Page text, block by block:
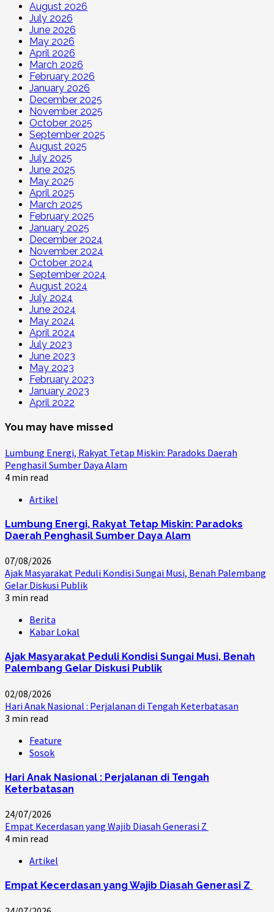
August 2026
July 2026
June 2026
May 2026
April 2026
March 2026
February 2026
January 2026
December 2025
November 2025
October 2025
September 2025
August 2025
July 2025
June 2025
May 2025
April 2025
March 2025
February 2025
January 2025
December 2024
November 2024
October 2024
September 2024
August 2024
July 2024
June 2024
May 2024
April 2024
July 2023
June 2023
May 2023
February 2023
January 2023
April 2022
You may have missed
Lumbung Energi, Rakyat Tetap Miskin: Paradoks Daerah
Penghasil Sumber Daya Alam
4 min read
Artikel
Lumbung Energi, Rakyat Tetap Miskin: Paradoks
Daerah Penghasil Sumber Daya Alam
07/08/2026
Ajak Masyarakat Peduli Kondisi Sungai Musi, Benah Palembang
Gelar Diskusi Publik
3 min read
Berita
Kabar Lokal
Ajak Masyarakat Peduli Kondisi Sungai Musi, Benah
Palembang Gelar Diskusi Publik
02/08/2026
Hari Anak Nasional : Perjalanan di Tengah Keterbatasan
3 min read
Feature
Sosok
Hari Anak Nasional : Perjalanan di Tengah
Keterbatasan
24/07/2026
Empat Kecerdasan yang Wajib Diasah Generasi Z
4 min read
Artikel
Empat Kecerdasan yang Wajib Diasah Generasi Z